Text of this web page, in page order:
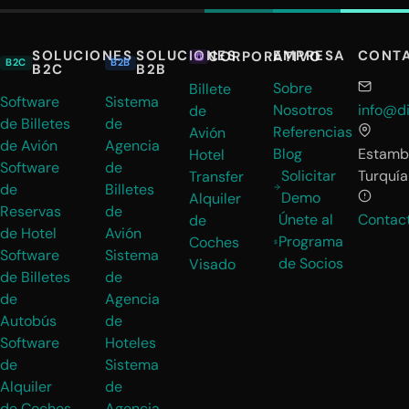
B2C SOLUCIONES
B2C
Software
de Billetes
de Avión
Software
de
Reservas
de Hotel
Software
de Billetes
de
Autobús
Software
de
Alquiler
B2B SOLUCIONES
B2B
Sistema
de
Agencia
de
Billetes
de
Avión
Sistema
de
Agencia
de
Hoteles
Sistema
de
CORPORATIVO
Billete
de
Avión
Hotel
Transfer
Alquiler
de
Coches
Visado
EMPRESA
Sobre
Nosotros
Referencias
Blog
Solicitar
Demo
Únete al
Programa
de Socios
Turquía